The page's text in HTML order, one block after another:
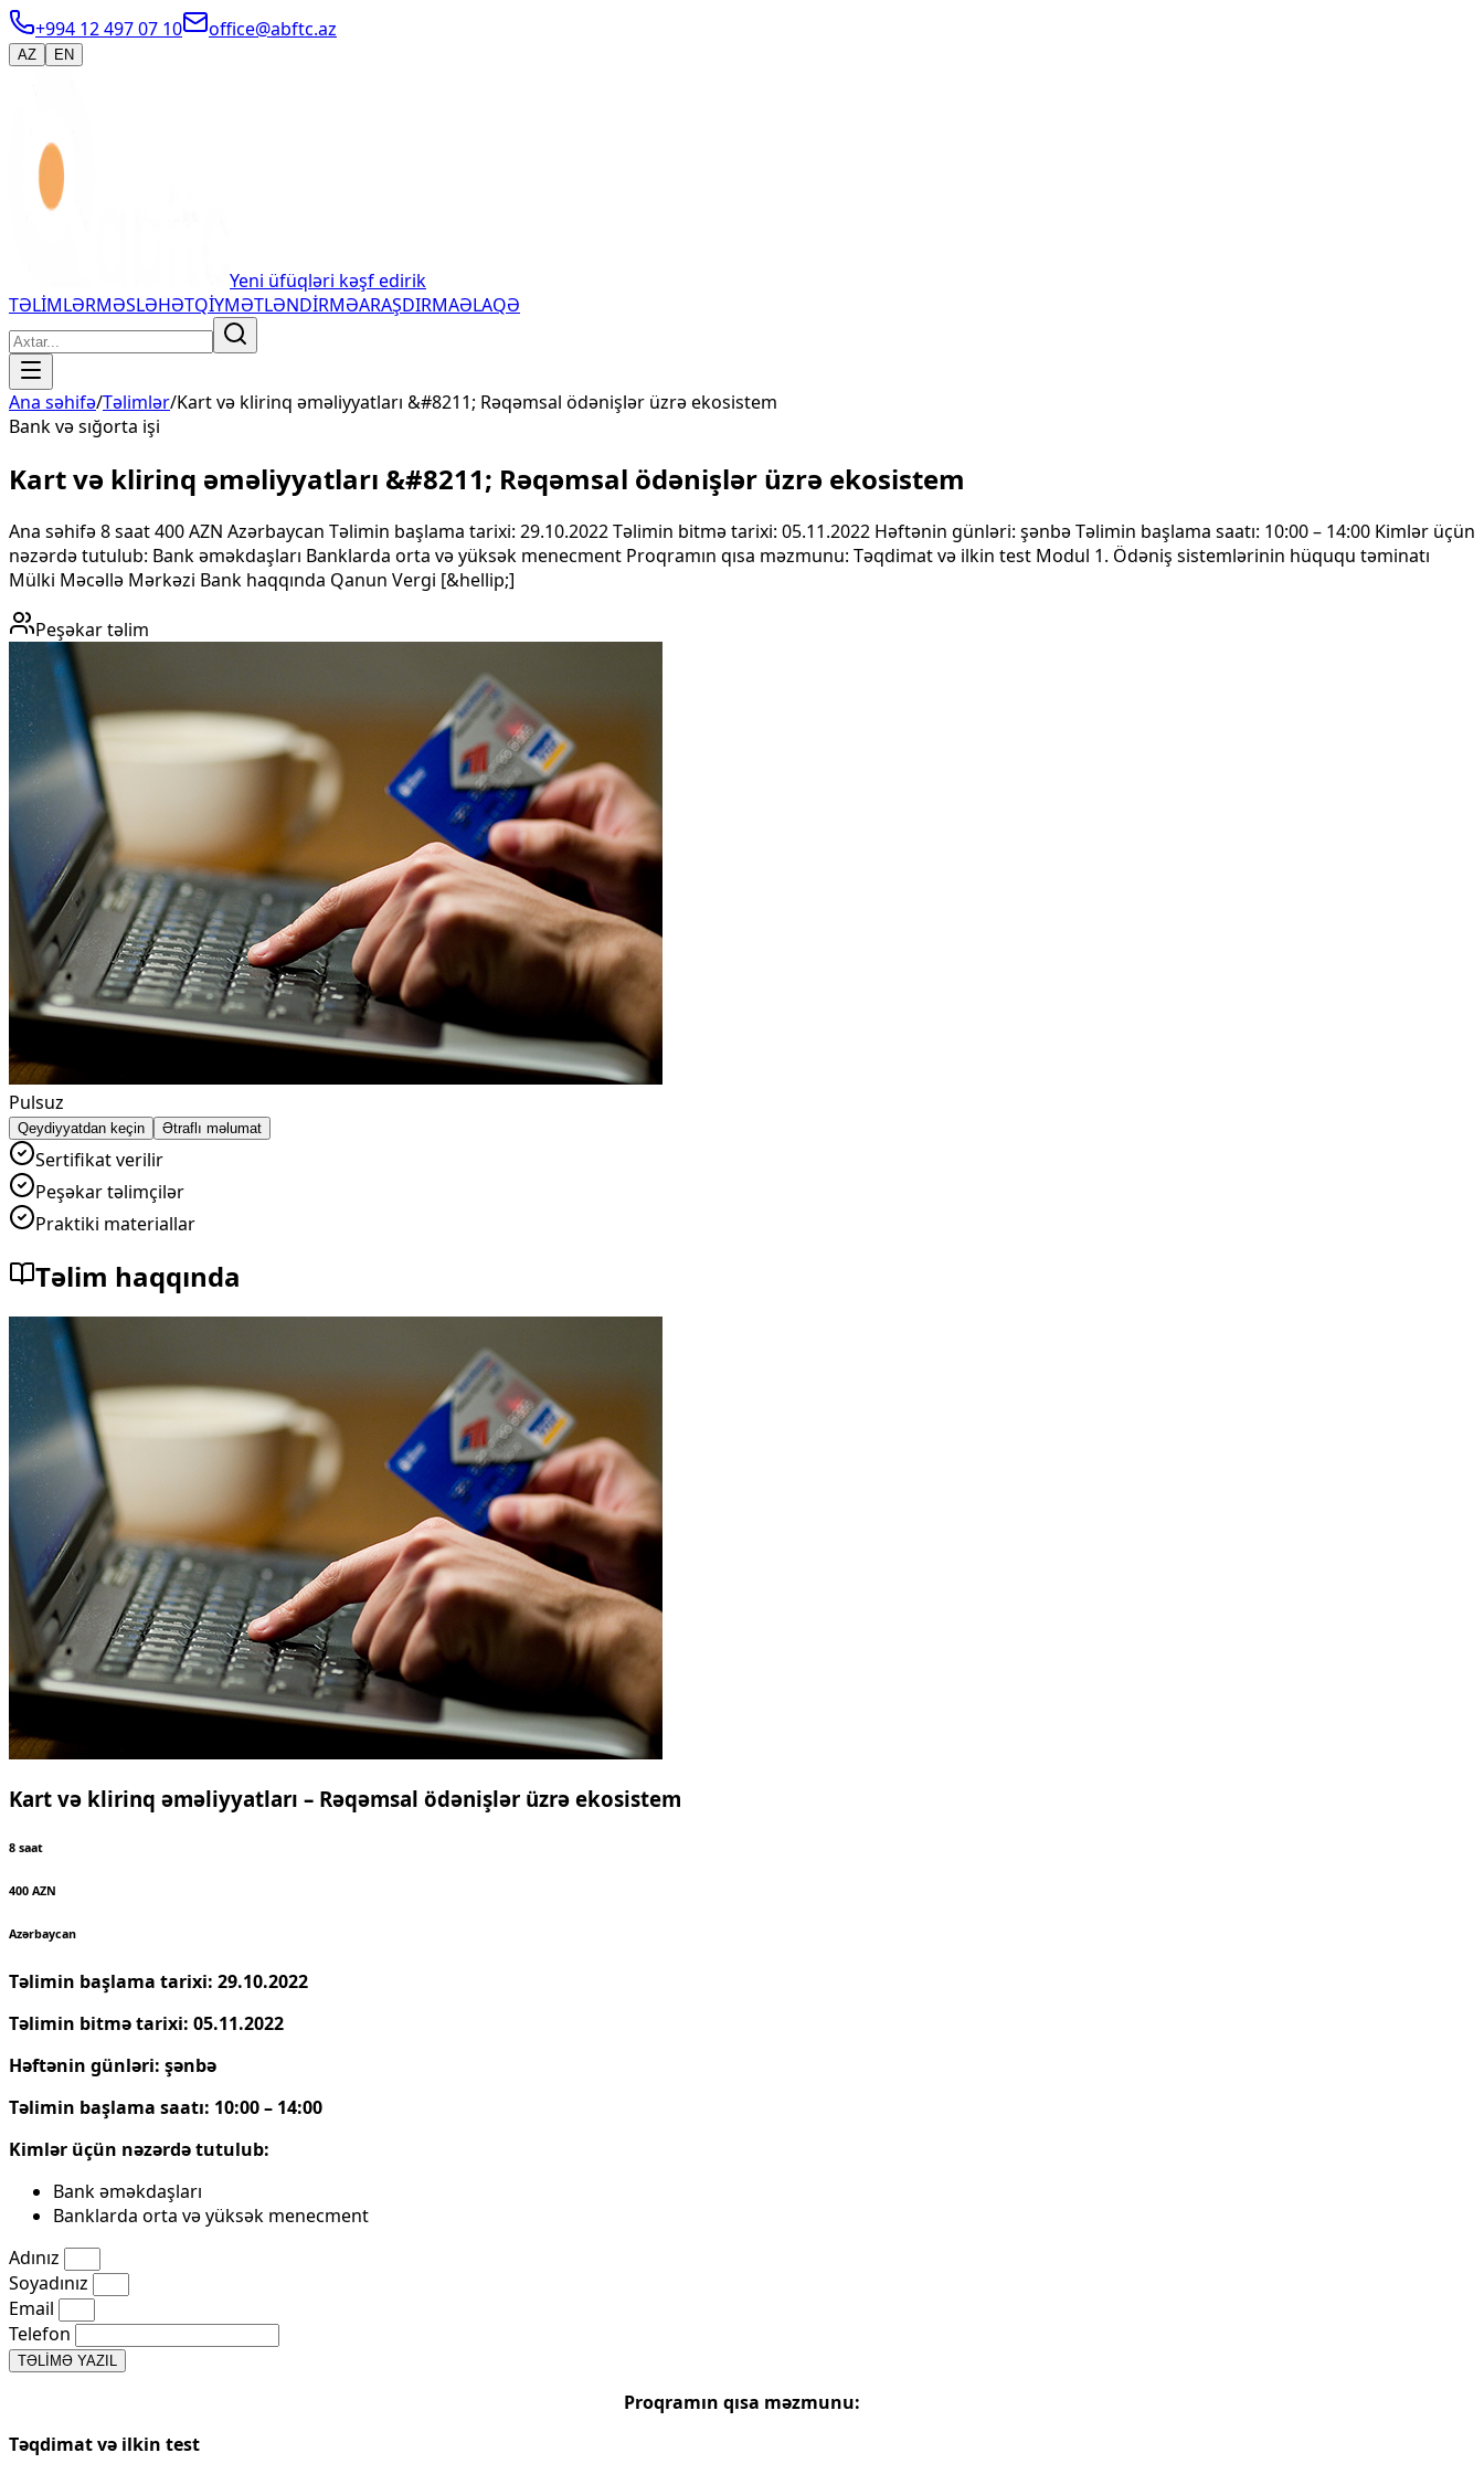
+994 12 497 07 10 office@abftc.az
AZ EN
Yeni üfüqləri kəşf edirik
TƏLİMLƏRMƏSLƏHƏTQİYMƏTLƏNDİRMƏARAŞDIRMAƏLAQƏ
Ana səhifə/Təlimlər/Kart və klirinq əməliyyatları &#8211; Rəqəmsal ödənişlər üzrə ekosistem
Bank və sığorta işi
Kart və klirinq əməliyyatları &#8211; Rəqəmsal ödənişlər üzrə ekosistem
Ana səhifə 8 saat 400 AZN Azərbaycan Təlimin başlama tarixi: 29.10.2022 Təlimin bitmə tarixi: 05.11.2022 Həftənin günləri: şənbə Təlimin başlama saatı: 10:00 – 14:00 Kimlər üçün
nəzərdə tutulub: Bank əməkdaşları Banklarda orta və yüksək menecment Proqramın qısa məzmunu: Təqdimat və ilkin test Modul 1. Ödəniş sistemlərinin hüququ təminatı
Mülki Məcəllə Mərkəzi Bank haqqında Qanun Vergi [&hellip;]
Peşəkar təlim
Pulsuz
Qeydiyyatdan keçin Ətraflı məlumat
Sertifikat verilir
Peşəkar təlimçilər
Praktiki materiallar
Təlim haqqında
Kart və klirinq əməliyyatları – Rəqəmsal ödənişlər üzrə ekosistem
8 saat
400 AZN
Azərbaycan
Təlimin başlama tarixi: 29.10.2022
Təlimin bitmə tarixi: 05.11.2022
Həftənin günləri: şənbə
Təlimin başlama saatı: 10:00 – 14:00
Kimlər üçün nəzərdə tutulub:
Bank əməkdaşları
Banklarda orta və yüksək menecment
Adınız
Soyadınız
Email
Telefon
TƏLİMƏ YAZIL
Proqramın qısa məzmunu:
Təqdimat və ilkin test